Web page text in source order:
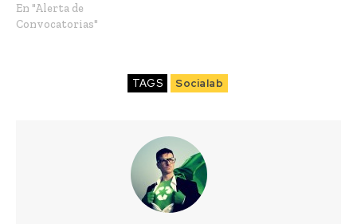
En "Alerta de
Convocatorias"
TAGS Socialab